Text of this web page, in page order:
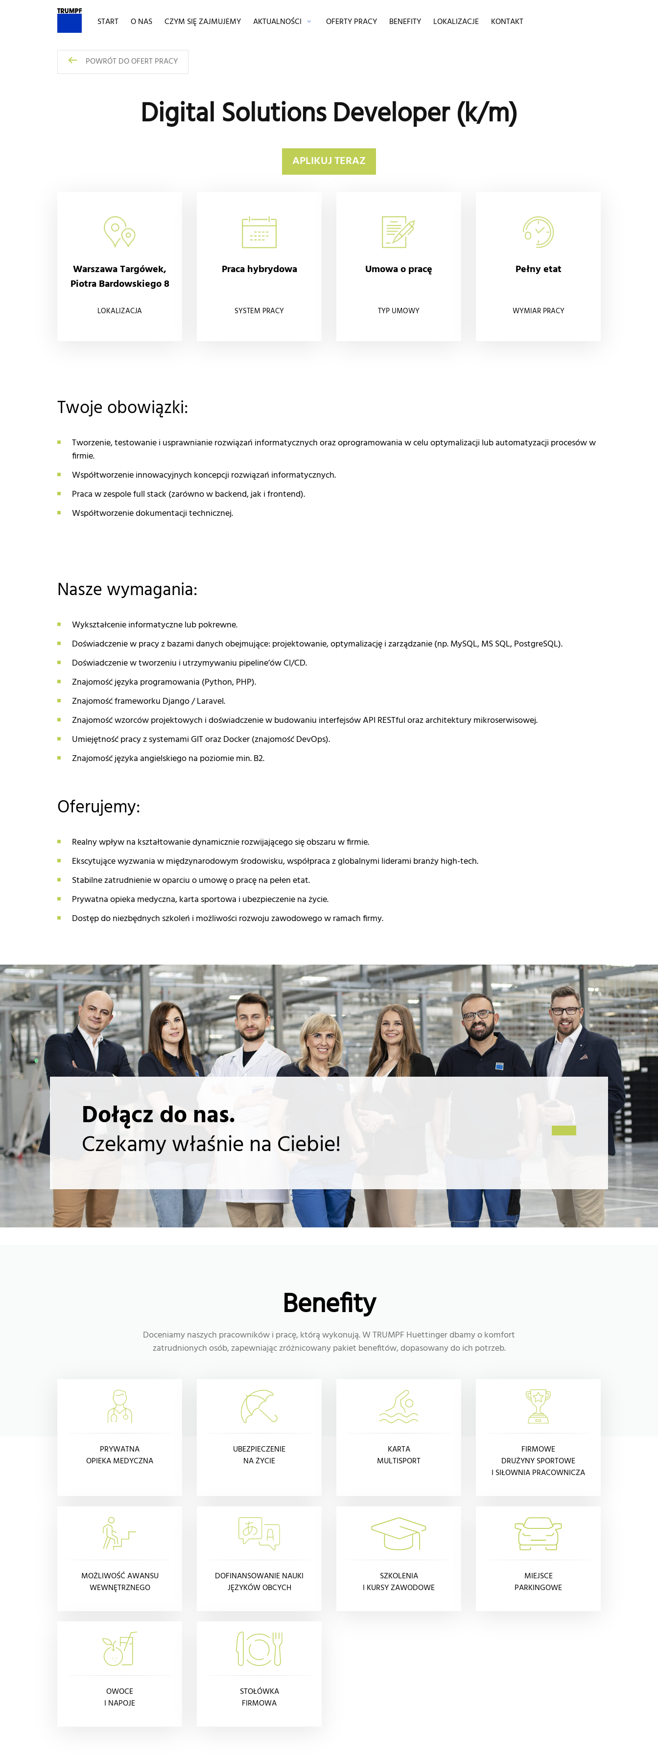
START O NAS CZYM SIĘ ZAJMUJEMY AKTUALNOŚCI OFERTY PRACY BENEFITY LOKALIZACJE KONTAKT
POWRÓT DO OFERT PRACY
Digital Solutions Developer (k/m)
APLIKUJ TERAZ
Warszawa Targówek,
Piotra Bardowskiego 8
LOKALIZACJA
Praca hybrydowa
SYSTEM PRACY
Umowa o pracę
TYP UMOWY
Pełny etat
WYMIAR PRACY
Twoje obowiązki:
Tworzenie, testowanie i usprawnianie rozwiązań informatycznych oraz oprogramowania w celu optymalizacji lub automatyzacji procesów w
firmie.
Współtworzenie innowacyjnych koncepcji rozwiązań informatycznych.
Praca w zespole full stack (zarówno w backend, jak i frontend).
Współtworzenie dokumentacji technicznej.
Nasze wymagania:
Wykształcenie informatyczne lub pokrewne.
Doświadczenie w pracy z bazami danych obejmujące: projektowanie, optymalizację i zarządzanie (np. MySQL, MS SQL, PostgreSQL).
Doświadczenie w tworzeniu i utrzymywaniu pipeline’ów CI/CD.
Znajomość języka programowania (Python, PHP).
Znajomość frameworku Django / Laravel.
Znajomość wzorców projektowych i doświadczenie w budowaniu interfejsów API RESTful oraz architektury mikroserwisowej.
Umiejętność pracy z systemami GIT oraz Docker (znajomość DevOps).
Znajomość języka angielskiego na poziomie min. B2.
Oferujemy:
Realny wpływ na kształtowanie dynamicznie rozwijającego się obszaru w firmie.
Ekscytujące wyzwania w międzynarodowym środowisku, współpraca z globalnymi liderami branży high-tech.
Stabilne zatrudnienie w oparciu o umowę o pracę na pełen etat.
Prywatna opieka medyczna, karta sportowa i ubezpieczenie na życie.
Dostęp do niezbędnych szkoleń i możliwości rozwoju zawodowego w ramach firmy.
Dołącz do nas.
Czekamy właśnie na Ciebie!
Benefity
Doceniamy naszych pracowników i pracę, którą wykonują. W TRUMPF Huettinger dbamy o komfort
zatrudnionych osób, zapewniając zróżnicowany pakiet benefitów, dopasowany do ich potrzeb.
PRYWATNA
OPIEKA MEDYCZNA
UBEZPIECZENIE
NA ŻYCIE
KARTA
MULTISPORT
FIRMOWE
DRUŻYNY SPORTOWE
I SIŁOWNIA PRACOWNICZA
MOŻLIWOŚĆ AWANSU
WEWNĘTRZNEGO
DOFINANSOWANIE NAUKI
JĘZYKÓW OBCYCH
SZKOLENIA
I KURSY ZAWODOWE
MIEJSCE
PARKINGOWE
OWOCE
I NAPOJE
STOŁÓWKA
FIRMOWA